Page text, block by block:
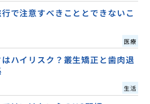
で注意すべきこととできないこ
医療
ハイリスク？叢生矯正と歯肉退
生活